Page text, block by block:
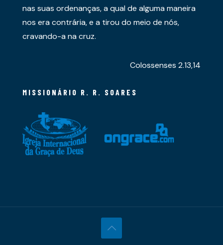
nas suas ordenanças, a qual de alguma maneira
nos era contrária, e a tirou do meio de nós,
cravando-a na cruz.
Colossenses 2.13,14
MISSIONÁRIO R. R. SOARES